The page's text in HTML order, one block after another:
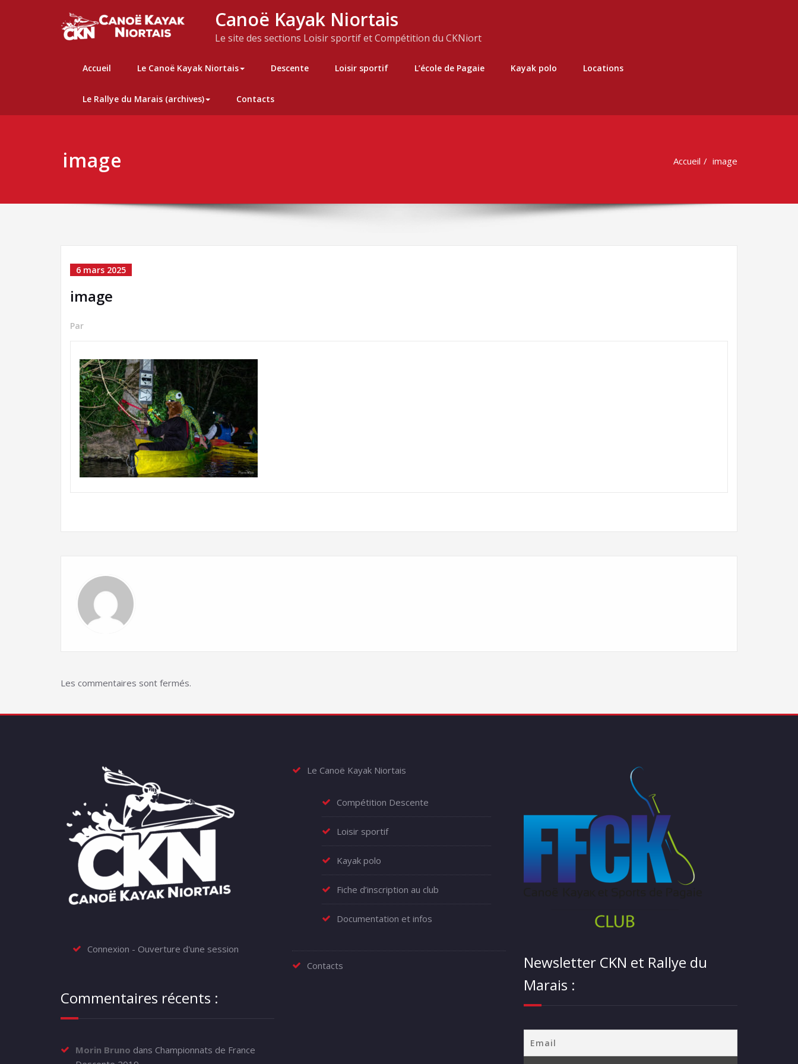
Canoë Kayak Niortais
Le site des sections Loisir sportif et Compétition du CKNiort
Accueil Le Canoë Kayak Niortais Descente Loisir sportif L’école de Pagaie Kayak polo Locations
Le Rallye du Marais (archives) Contacts
image Accueil image
6 mars 2025
image
Par
Les commentaires sont fermés.
Connexion - Ouverture d'une session
Commentaires récents :
Morin Bruno dans Championnats de France
Le Canoë Kayak Niortais
Compétition Descente
Loisir sportif
Kayak polo
Fiche d’inscription au club
Documentation et infos
Contacts
Newsletter CKN et Rallye du
Marais :